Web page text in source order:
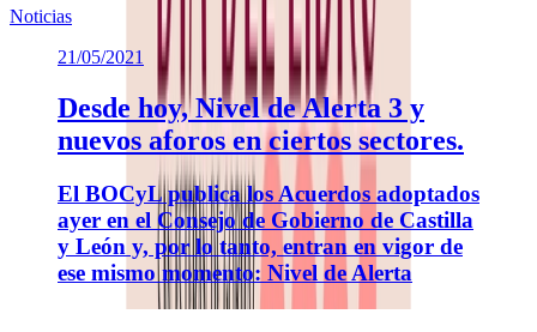
Noticias
21/05/2021
Desde hoy, Nivel de Alerta 3 y
nuevos aforos en ciertos sectores.
El BOCyL publica los Acuerdos adoptados
ayer en el Consejo de Gobierno de Castilla
y León y, por lo tanto, entran en vigor de
ese mismo momento: Nivel de Alerta